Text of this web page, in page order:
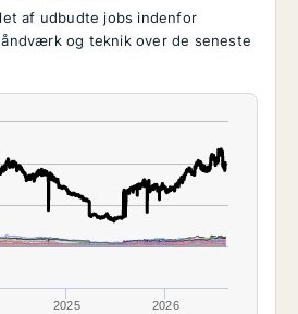
af udbudte jobs indenfor
og teknik over de seneste
2025 2026